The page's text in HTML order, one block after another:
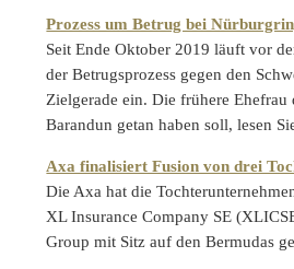
Prozess um Betrug bei
Seit Ende Oktober 2019 läuft vor
der Betrugsprozess gegen den
Zielgerade ein. Die frühere Ehefrau
Barandun getan haben soll, lesen
Axa finalisiert Fusion von drei
Die Axa hat die
XL Insurance Company SE
Group mit Sitz auf den Bermudas